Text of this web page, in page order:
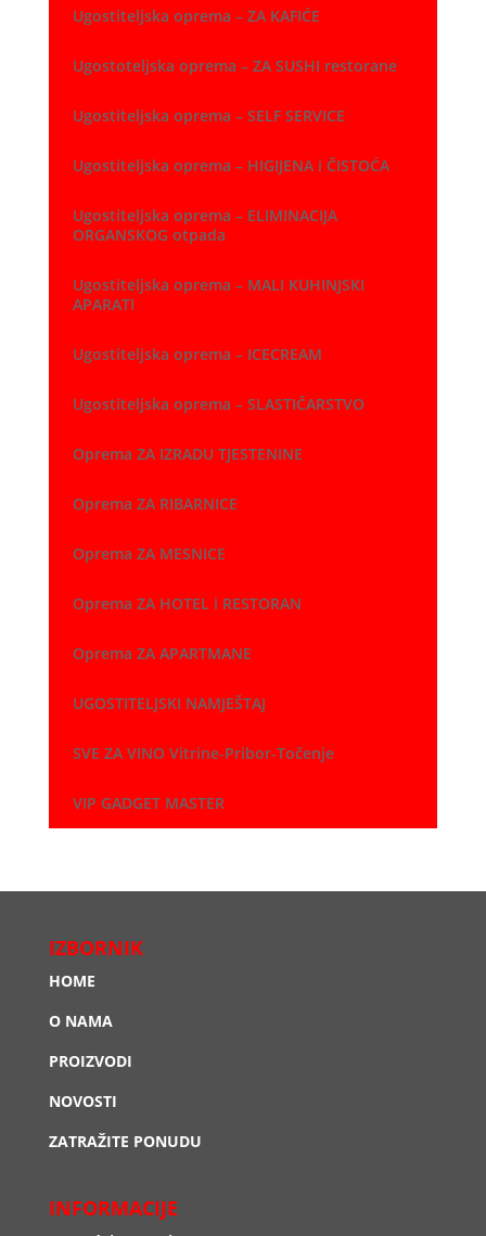
Ugostiteljska oprema – ZA KAFIĆE
Ugostoteljska oprema – ZA SUSHI restorane
Ugostiteljska oprema – SELF SERVICE
Ugostiteljska oprema – HIGIJENA i ČISTOĆA
Ugostiteljska oprema – ELIMINACIJA
ORGANSKOG otpada
Ugostiteljska oprema – MALI KUHINJSKI
APARATI
Ugostiteljska oprema – ICECREAM
Ugostiteljska oprema – SLASTIČARSTVO
Oprema ZA IZRADU TJESTENINE
Oprema ZA RIBARNICE
Oprema ZA MESNICE
Oprema ZA HOTEL i RESTORAN
Oprema ZA APARTMANE
UGOSTITELJSKI NAMJEŠTAJ
SVE ZA VINO Vitrine-Pribor-Točenje
VIP GADGET MASTER
IZBORNIK
HOME
O NAMA
PROIZVODI
NOVOSTI
ZATRAŽITE PONUDU
INFORMACIJE